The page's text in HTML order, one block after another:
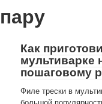
Как
мультиварке
пошаговому
Филе трески в